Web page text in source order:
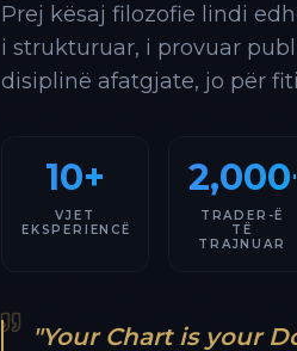
Prej kësaj filozofie lindi
i strukturuar, i provuar
disiplinë afatgjate, jo për
10+
VJET
EKSPERIENCË
2,000+
TRADER-Ë
TË
TRAJNUAR
"Your Chart is your